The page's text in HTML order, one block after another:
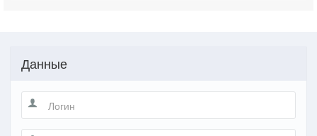
Данные